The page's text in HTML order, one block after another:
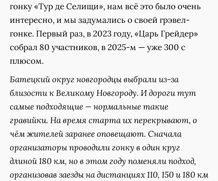
гонку «Тур де Селищи», нам всё это было очень
интересно, и мы задумались о своей грэвел-
гонке. Первый раз, в 2023 году, «Царь Грейдер»
собрал 80 участников, в 2025-м — уже 300 с
плюсом.
Батецкий округ новгородцы выбрали из-за
близости к Великому Новгороду. И дороги тут
самые подходящие — нормальные такие
гравийки. На время старта их перекрывают, о
чём жителей заранее оповещают. Сначала
организаторы проводили гонку в один круг
длиной 180 км, но в этом году поменяли подход,
организовав заезды на дистанциях 110, 150 и 180 км